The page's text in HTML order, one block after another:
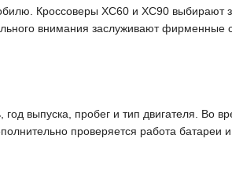
Кроссоверы XC60 и XC90
внимания заслуживают фирменные
выпуска, пробег и тип двигателя. Во
проверяется работа